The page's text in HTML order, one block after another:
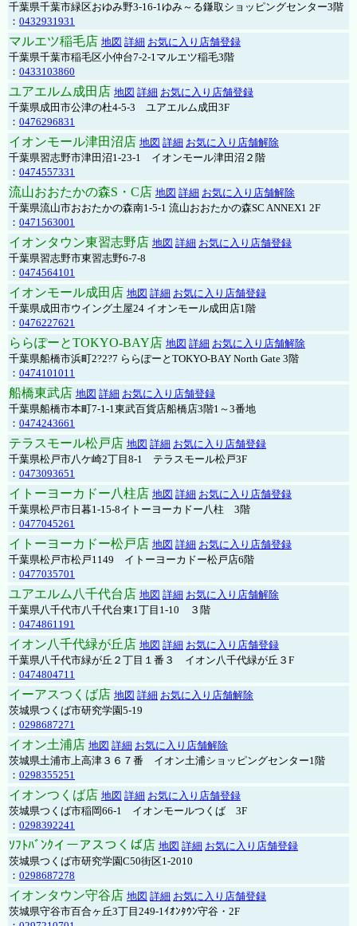
千葉県千葉市緑区おゆみ野3-16-1ゆみ～る鎌取ショッピングセンター3階
： 0432931931
マルエツ稲毛店 地図 詳細 お気に入り店舗登録
千葉県千葉市稲毛区小仲台7-2-1マルエツ稲毛3階
： 0433103860
ユアエルム成田店 地図 詳細 お気に入り店舗登録
千葉県成田市公津の杜4-5-3 ユアエルム成田3F
： 0476296831
イオンモール津田沼店 地図 詳細 お気に入り店舗解除
千葉県習志野市津田沼1-23-1 イオンモール津田沼２階
： 0474557331
流山おおたかの森S・C店 地図 詳細 お気に入り店舗解除
千葉県流山市おおたかの森南1-5-1 流山おおたかの森SC ANNEX1 2F
： 0471563001
イオンタウン東習志野店 地図 詳細 お気に入り店舗登録
千葉県習志野市東習志野6-7-8
： 0474564101
イオンモール成田店 地図 詳細 お気に入り店舗登録
千葉県成田市ウイング土屋24 イオンモール成田店1階
： 0476227621
ららぽーとTOKYO-BAY店 地図 詳細 お気に入り店舗解除
千葉県船橋市浜町2?2?7 ららぽーとTOKYO-BAY North Gate 3階
： 0474101011
船橋東武店 地図 詳細 お気に入り店舗登録
千葉県船橋市本町7-1-1東武百貨店船橋店3階1～3番地
： 0474243661
テラスモール松戸店 地図 詳細 お気に入り店舗登録
千葉県松戸市八ケ崎2丁目8-1 テラスモール松戸3F
： 0473093651
イトーヨーカドー八柱店 地図 詳細 お気に入り店舗登録
千葉県松戸市日暮1-15-8イトーヨーカドー八柱 3階
： 0477045261
イトーヨーカドー松戸店 地図 詳細 お気に入り店舗登録
千葉県松戸市松戸1149 イトーヨーカドー松戸店6階
： 0477035701
ユアエルム八千代台店 地図 詳細 お気に入り店舗解除
千葉県八千代市八千代台東1丁目1-10 ３階
： 0474861191
イオン八千代緑が丘店 地図 詳細 お気に入り店舗登録
千葉県八千代市緑が丘２丁目１番３ イオン八千代緑が丘３F
： 0474804711
イーアスつくば店 地図 詳細 お気に入り店舗解除
茨城県つくば市研究学園5-19
： 0298687271
イオン土浦店 地図 詳細 お気に入り店舗解除
茨城県土浦市上高津３６７番 イオン土浦ショッピングセンター1階
： 0298355251
イオンつくば店 地図 詳細 お気に入り店舗登録
茨城県つくば市稲岡66-1 イオンモールつくば 3F
： 0298392241
ｿﾌﾄﾊﾞﾝｸイーアスつくば店 地図 詳細 お気に入り店舗登録
茨城県つくば市研究学園C50街区1-2010
： 0298687278
イオンタウン守谷店 地図 詳細 お気に入り店舗登録
茨城県守谷市百合ヶ丘3丁目249-1ｲｵﾝﾀｳﾝ守谷・2F